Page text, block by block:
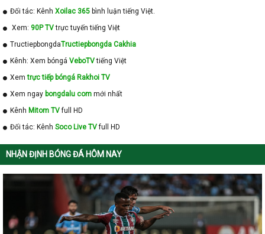
Đối tác: Kênh Xoilac 365 bình luận tiếng Việt.
Xem: 90P TVtrực tuyến tiếng Việt
TructiepbongdaTructiepbongda Cakhia
Kênh: Xem bóngá VeboTVtiếng Việt
Xemtrực tiếp bóngá Rakhoi TV
Xem ngay bongdalu com mới nhất
Kênh Mitom TVfull HD
Đối tác: Kênh Soco Live TVfull HD
NHẬN ĐỊNH BÓNG ĐÁ HÔM NAY